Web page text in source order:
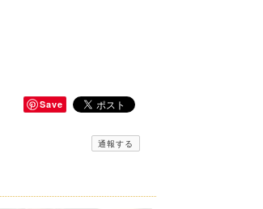
Save
通報する